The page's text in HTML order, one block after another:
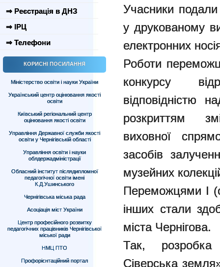
⇒ Реєстрація в ДНЗ
⇒ ІРЦ
⇒ Телефони
КОРИСНІ ПОСИЛАННЯ
Міністерство освіти і науки України
Український центр оцінювання якості
освіти
Київський регіональний центр
оцінювання якості освіти
Управління Державної служби якості
освіти у Чернігівській області
Управління освіти і науки
облдержадміністрації
Обласний інститут післядипломної
педагогічної освіти імені
К.Д.Ушинського
Чернігівська міська рада
Асоціація міст України
Центр професійного розвитку
педагогічних працівників Чернігівської
міської ради
НМЦ ПТО
Профорієнтаційний портал
Учасники подали
у друкованому
електронних
Роботи
конкурсу
відповідністю
розкриттям
виховної
засобів
музейних
Переможцями І
інших стали
міста Чернігова.
Так, розробка
Сіверська